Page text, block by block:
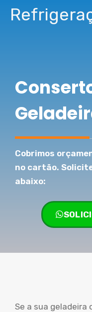
Pular
para
Cobrimos
no cartão.
abaixo:
Se a sua